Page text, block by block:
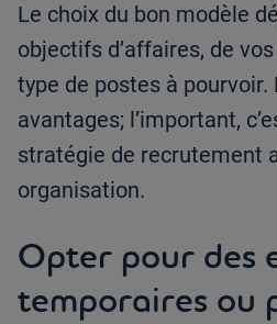
Le choix du bon modèle
objectifs d’affaires, de
type de postes à
avantages; l’important,
stratégie de recrutement
organisation.
Opter pour des
temporaires ou